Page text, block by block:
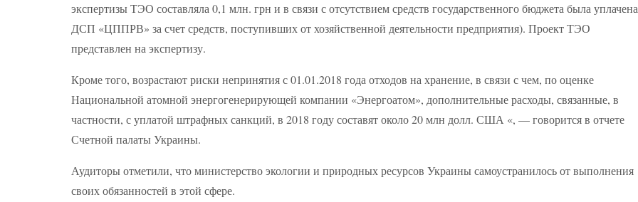
экспертизы ТЭО составляла 0,1 млн. грн и в связи с отсутствием средств государственного бюджета была уплачена
ДСП «ЦППРВ» за счет средств, поступивших от хозяйственной деятельности предприятия). Проект ТЭО
представлен на экспертизу.
Кроме того, возрастают риски непринятия с 01.01.2018 года отходов на хранение, в связи с чем, по оценке
Национальной атомной энергогенерирующей компании «Энергоатом», дополнительные расходы, связанные, в
частности, с уплатой штрафных санкций, в 2018 году составят около 20 млн долл. США «, — говорится в отчете
Счетной палаты Украины.
Аудиторы отметили, что министерство экологии и природных ресурсов Украины самоустранилось от выполнения
своих обязанностей в этой сфере.